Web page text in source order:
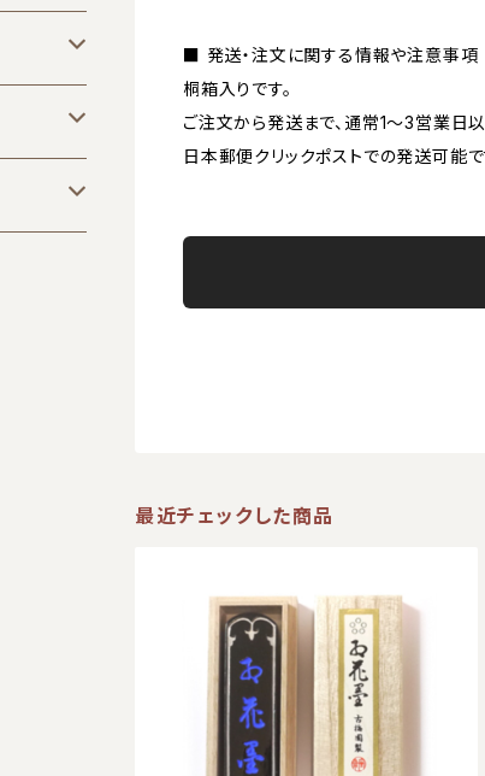
■ 発送・注文に関する情報や注意事項
桐箱入りです。
ご注文から発送まで、通常1～3営業日
日本郵便クリックポストでの発送可能で
最近チェックした商品